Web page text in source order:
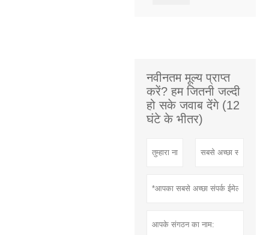
नवीनतम मूल्य प्राप्त
करें? हम जितनी जल्दी
हो सके जवाब देंगे (12
घंटे के भीतर)